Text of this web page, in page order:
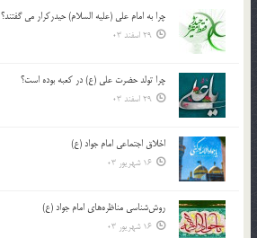
چرا به امام علی (علیه السلام) حیدرکرار می گفتند؟
29 اسفند 03
چرا تولد حضرت علی (ع) در کعبه بوده است؟
29 اسفند 03
اخلاق اجتماعی امام جواد (ع)
16 شهریور 03
روش‌شناسی مناظره‌های امام جواد (ع)
16 شهریور 03